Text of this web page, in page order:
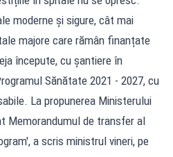
moderne și sigure, cât mai
majore care rămân finanțate
începute, cu șantiere în
Sănătate 2021 - 2027, cu
La propunerea Ministerului
Memorandumul de transfer al
a scris ministrul vineri, pe